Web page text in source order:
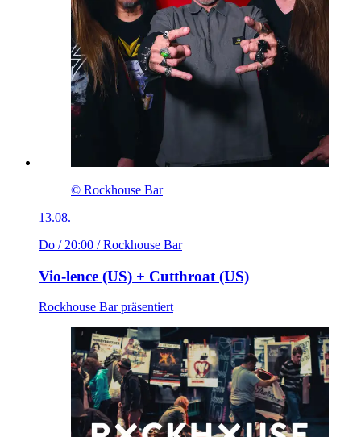
© Rockhouse Bar
13.08.
Do / 20:00 / Rockhouse Bar
Vio-lence (US) + Cutthroat (US)
Rockhouse Bar präsentiert